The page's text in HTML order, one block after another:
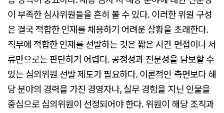
이 부족한 심사위원들을 흔히 볼 수 있다. 이러한 위원 구성
은 결국 적합한 인재를 채용하기 어려운 상황을 초래한다.
직무에 적합한 인재를 선발하는 것은 짧은 시간 면접이나 서
류만으로는 판단하기 어렵다. 공정성과 전문성을 담보할 수
있는 심의위원 선발 제도가 필요하다. 이론적인 측면보다 해
당 분야의 경력을 가진 경영자나, 실무 경험을 지닌 인물을
중심으로 심의위원이 선정되어야 한다. 위원이 해당 조직과